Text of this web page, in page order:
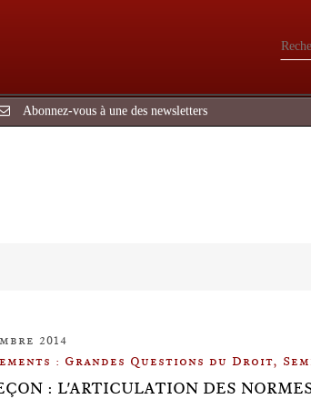
Abonnez-vous à une des newsletters
2014
: Grandes Questions du Droit,
: L'ARTICULATION DES